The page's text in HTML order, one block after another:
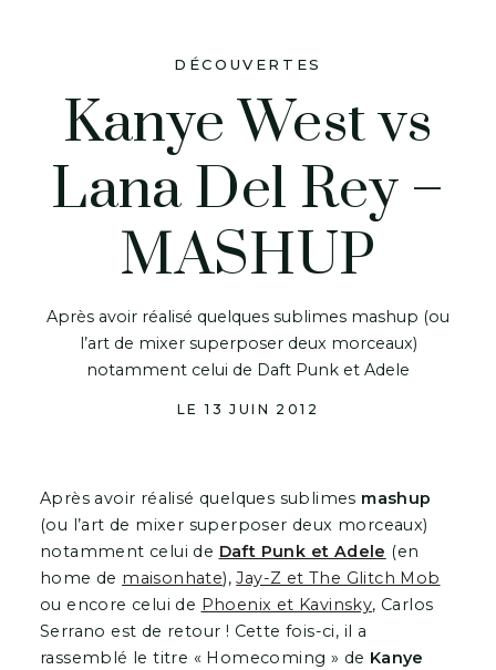
DÉCOUVERTES
Kanye West vs
Lana Del Rey –
MASHUP
Après avoir réalisé quelques sublimes mashup (ou
l’art de mixer superposer deux morceaux)
notamment celui de Daft Punk et Adele
LE 13 JUIN 2012
Après avoir réalisé quelques sublimes mashup
(ou l’art de mixer superposer deux morceaux)
notamment celui de Daft Punk et Adele (en
home de maisonhate),Jay-Z et The Glitch Mob
ou encore celui de Phoenix et Kavinsky, Carlos
Serrano est de retour ! Cette fois-ci, il a
rassemblé le titre « Homecoming » de Kanye